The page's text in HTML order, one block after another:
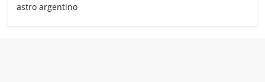
astro argentino